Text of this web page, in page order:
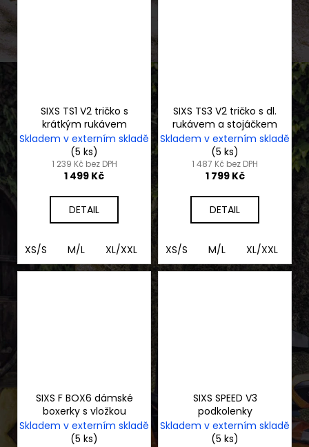
SIXS TS1 V2 tričko s
krátkým rukávem
Skladem v externím skladě
(5 ks)
1 239 Kč bez DPH
1 499 Kč
DETAIL
XS/S M/L XL/XXL 3XL/4XL
SIXS TS3 V2 tričko s dl.
rukávem a stojáčkem
Skladem v externím skladě
(5 ks)
1 487 Kč bez DPH
1 799 Kč
DETAIL
XS/S M/L XL/XXL
SIXS F BOX6 dámské
boxerky s vložkou
Skladem v externím skladě
(5 ks)
SIXS SPEED V3
podkolenky
Skladem v externím skladě
(5 ks)